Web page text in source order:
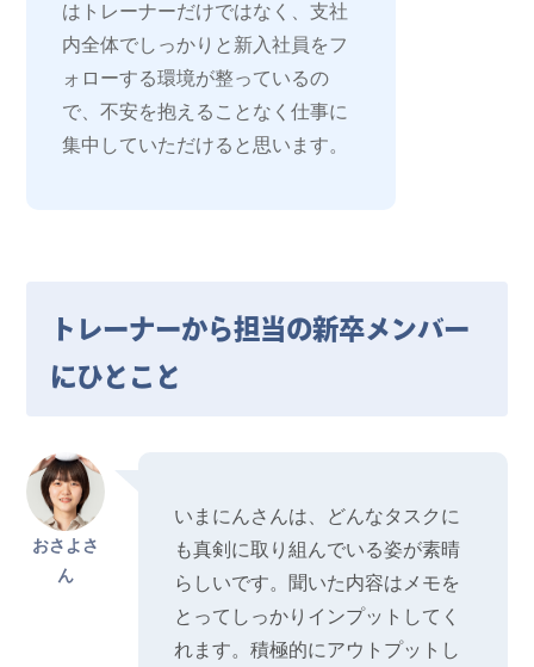
はトレーナーだけではなく、支社
内全体でしっかりと新入社員をフ
ォローする環境が整っているの
で、不安を抱えることなく仕事に
集中していただけると思います。
トレーナーから担当の新卒メンバー
にひとこと
おさよさ
ん
いまにんさんは、どんなタスクに
も真剣に取り組んでいる姿が素晴
らしいです。聞いた内容はメモを
とってしっかりインプットしてく
れます。積極的にアウトプットし